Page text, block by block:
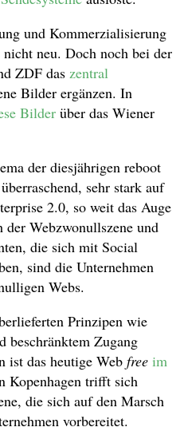
und Kommerzialisierung
neu. Doch noch bei der
ZDF das zentral
Bilder ergänzen. In
Bilder über das Wiener
der diesjährigen reboot
sehr stark auf
2.0, so weit das Auge
Webzwonullszene und
die sich mit Social
sind die Unternehmen
Webs.
Prinzipen wie
beschränktem Zugang
ist das heutige Web free im
Kopenhagen trifft sich
die sich auf den Marsch
vorbereitet.